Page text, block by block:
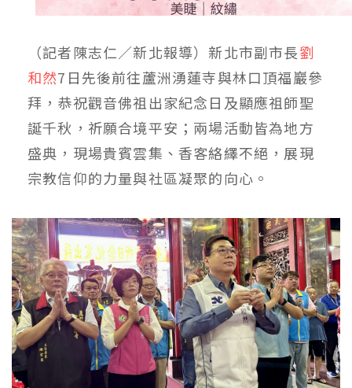
（記者陳志仁／新北報導）新北市副市長劉
和然7日先後前往蘆洲湧蓮寺與林口頂福巖參
拜，恭祝觀音佛祖出家紀念日及顯應祖師聖
誕千秋，祈願合境平安；兩場活動皆為地方
盛典，現場貴賓雲集、香客絡繹不絕，展現
宗教信仰的力量與社區凝聚的向心。